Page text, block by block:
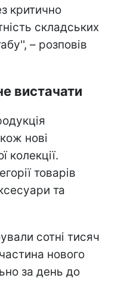
критично
складських
– розповів
вистачати
нові
колекції.
товарів
та
сотні тисяч
нового
за день до